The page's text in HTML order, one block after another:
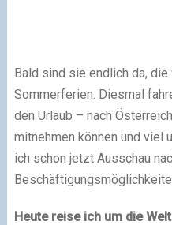
Bald sind sie endlich da,
Sommerferien. Diesmal
den Urlaub – nach
mitnehmen können und viel
ich schon jetzt Ausschau
Heute reise ich um die Welt